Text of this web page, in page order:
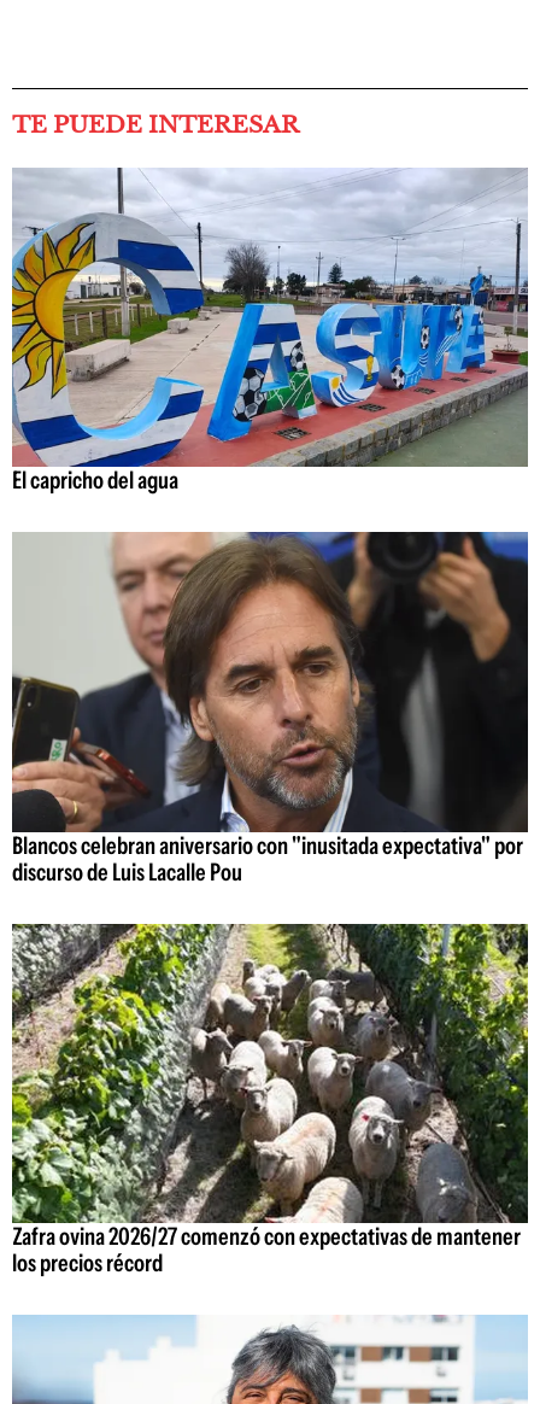
TE PUEDE INTERESAR
El capricho del agua
Blancos celebran aniversario con "inusitada expectativa" por
discurso de Luis Lacalle Pou
Zafra ovina 2026/27 comenzó con expectativas de mantener
los precios récord